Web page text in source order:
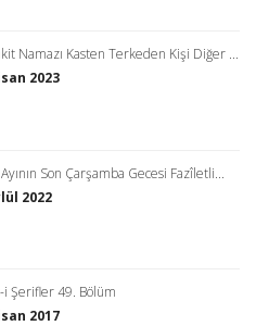
Namazı Kasten Terkeden Kişi Diğer ...
2023
Son Çarşamba Gecesi Fazîletli...
2022
i Şerifler 49. Bölüm
2017